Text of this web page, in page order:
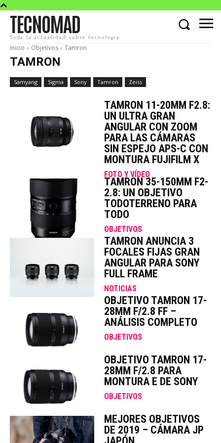
TECNOMAD
Toda la actualidad sobre tecnología
Inicio Objetivos Tamron
TAMRON
Samyang Sigma Sony Tamron Zeiss
TAMRON 11-20MM F2.8:
UN ULTRA GRAN
ANGULAR CON ZOOM
PARA LAS CÁMARAS
SIN ESPEJO APS-C CON
MONTURA FUJIFILM X
FOTO Y VÍDEO
TAMRON 35-150MM F2-
2.8: UN OBJETIVO
TODOTERRENO PARA
TODO
OBJETIVOS
TAMRON ANUNCIA 3
FOCALES FIJAS GRAN
ANGULAR PARA SONY
FULL FRAME
NOTICIAS
OBJETIVO TAMRON 17-
28MM F/2.8 FF –
ANÁLISIS COMPLETO
OBJETIVOS
OBJETIVO TAMRON 17-
28MM F/2.8 PARA
MONTURA E DE SONY
OBJETIVOS
MEJORES OBJETIVOS
DE 2019 – CÁMARA JP